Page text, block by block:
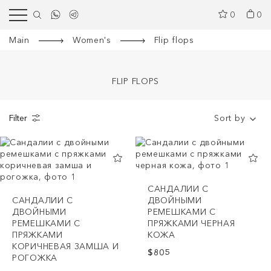
0 0
Main Women's Flip flops
FLIP FLOPS
Filter Sort by
CАНДАЛИИ С
ДВОЙНЫМИ
РЕМЕШКАМИ С
ПРЯЖКАМИ
КОРИЧНЕВАЯ ЗАМША И
РОГОЖКА
CАНДАЛИИ С
ДВОЙНЫМИ
РЕМЕШКАМИ С
ПРЯЖКАМИ ЧЕРНАЯ
КОЖА
$805